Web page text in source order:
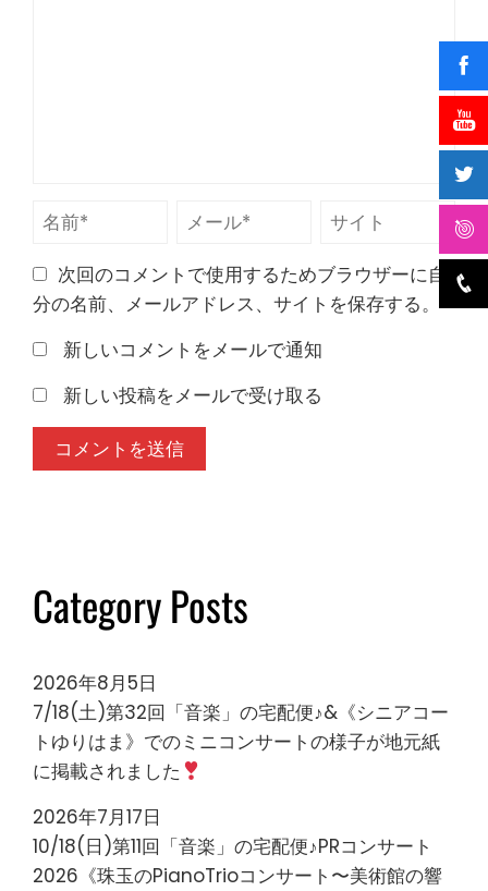
次回のコメントで使用するためブラウザーに自
分の名前、メールアドレス、サイトを保存する。
新しいコメントをメールで通知
新しい投稿をメールで受け取る
Category Posts
2026年8月5日
7/18(土)第32回「音楽」の宅配便♪&《シニアコー
トゆりはま》でのミニコンサートの様子が地元紙
に掲載されました
2026年7月17日
10/18(日)第11回「音楽」の宅配便♪PRコンサート
2026《珠玉のPianoTrioコンサート〜美術館の響